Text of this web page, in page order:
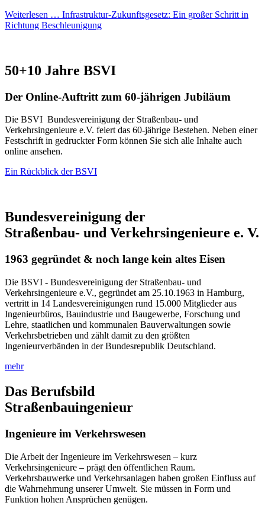
Weiterlesen … Infrastruktur-Zukunftsgesetz: Ein großer Schritt in
Richtung Beschleunigung
50+10 Jahre BSVI
Der Online-Auftritt zum 60-jährigen Jubiläum
Die BSVI Bundesvereinigung der Straßenbau- und
Verkehrsingenieure e.V. feiert das 60-jährige Bestehen. Neben einer
Festschrift in gedruckter Form können Sie sich alle Inhalte auch
online ansehen.
Ein Rückblick der BSVI
Bundesvereinigung der
Straßenbau- und Verkehrsingenieure e. V.
1963 gegründet & noch lange kein altes Eisen
Die BSVI - Bundesvereinigung der Straßenbau- und
Verkehrsingenieure e.V., gegründet am 25.10.1963 in Hamburg,
vertritt in 14 Landesvereinigungen rund 15.000 Mitglieder aus
Ingenieurbüros, Bauindustrie und Baugewerbe, Forschung und
Lehre, staatlichen und kommunalen Bauverwaltungen sowie
Verkehrsbetrieben und zählt damit zu den größten
Ingenieurverbänden in der Bundesrepublik Deutschland.
mehr
Das Berufsbild
Straßenbauingenieur
Ingenieure im Verkehrswesen
Die Arbeit der Ingenieure im Verkehrswesen – kurz
Verkehrsingenieure – prägt den öffentlichen Raum.
Verkehrsbauwerke und Verkehrsanlagen haben großen Einfluss auf
die Wahrnehmung unserer Umwelt. Sie müssen in Form und
Funktion hohen Ansprüchen genügen.